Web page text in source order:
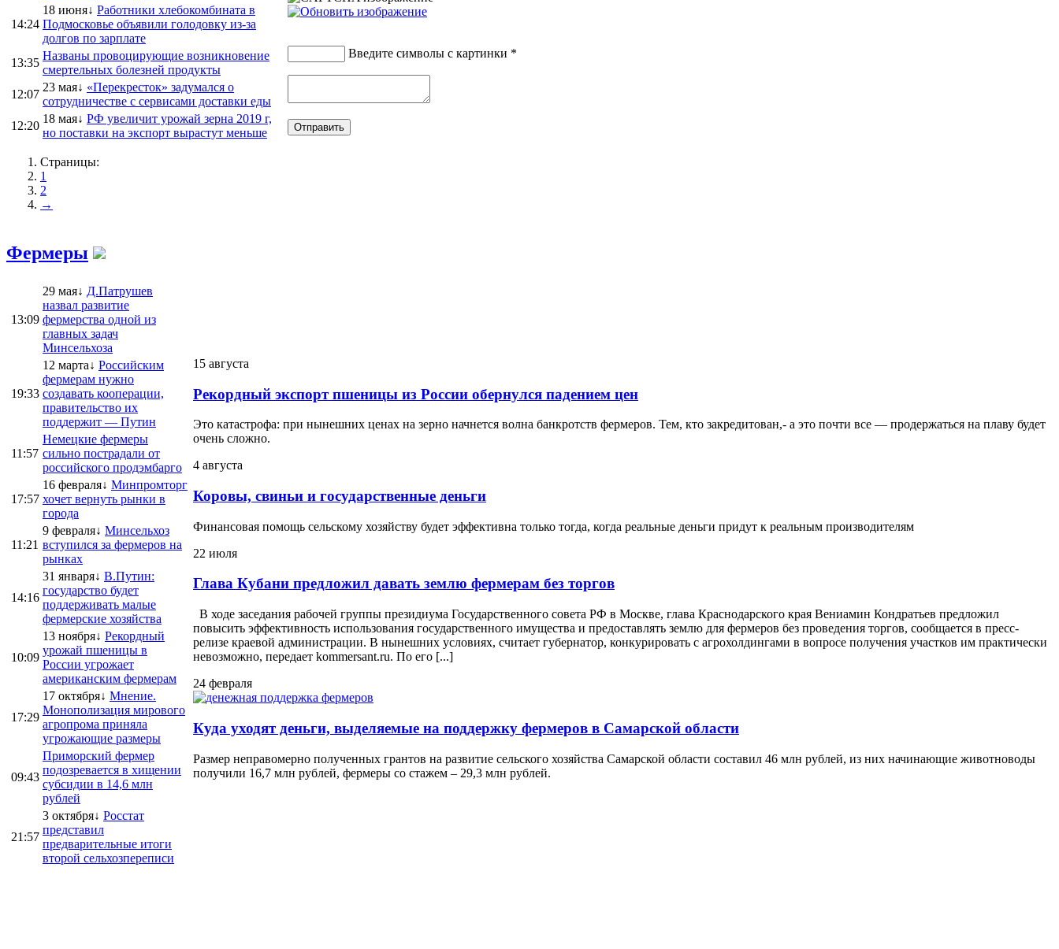
14:24
18 июня↓ Работники хлебокомбината в
Подмосковье объявили голодовку из-за
долгов по зарплате
13:35
Названы провоцирующие возникновение
смертельных болезней продукты
12:07
23 мая↓ «Перекресток» задумался о
сотрудничестве с сервисами доставки еды
12:20
18 мая↓ РФ увеличит урожай зерна 2019 г,
но поставки на экспорт вырастут меньше
Страницы:
1
2
→
Введите символы с картинки *
Фермеры
13:09
29 мая↓ Д.Патрушев
назвал развитие
фермерства одной из
главных задач
Минсельхоза
19:33
12 марта↓ Российским
фермерам нужно
создавать кооперации,
правительство их
поддержит — Путин
11:57
Немецкие фермеры
сильно пострадали от
российского продэмбарго
17:57
16 февраля↓ Минпромторг
хочет вернуть рынки в
города
11:21
9 февраля↓ Минсельхоз
вступился за фермеров на
рынках
14:16
31 января↓ В.Путин:
государство будет
поддерживать малые
фермерские хозяйства
10:09
13 ноября↓ Рекордный
урожай пшеницы в
России угрожает
американским фермерам
17:29
17 октября↓ Мнение.
Монополизация мирового
агропрома приняла
угрожающие размеры
09:43
Приморский фермер
подозревается в хищении
субсидии в 14,6 млн
рублей
21:57
3 октября↓ Росстат
представил
предварительные итоги
второй сельхозпереписи
15 августа
Рекордный экспорт пшеницы из России обернулся падением цен
Это катастрофа: при нынешних ценах на зерно начнется волна банкротств фермеров. Тем, кто закредитован,- а это почти все — продержаться на плаву будет
очень сложно.
4 августа
Коровы, свиньи и государственные деньги
Финансовая помощь сельскому хозяйству будет эффективна только тогда, когда реальные деньги придут к реальным производителям
22 июля
Глава Кубани предложил давать землю фермерам без торгов
В ходе заседания рабочей группы президиума Государственного совета РФ в Москве, глава Краснодарского края Вениамин Кондратьев предложил
повысить эффективность использования государственного имущества и предоставлять землю для фермеров без проведения торгов, сообщается в пресс-
релизе краевой администрации. В нынешних условиях, считает губернатор, конкурировать с агрохолдингами в вопросе получения участков им практически
невозможно, передает kommersant.ru. По его [...]
24 февраля
Куда уходят деньги, выделяемые на поддержку фермеров в Самарской области
Размер неправомерно полученных грантов на развитие сельского хозяйства Самарской области составил 46 млн рублей, из них начинающие животноводы
получили 16,7 млн рублей, фермеры со стажем – 29,3 млн рублей.